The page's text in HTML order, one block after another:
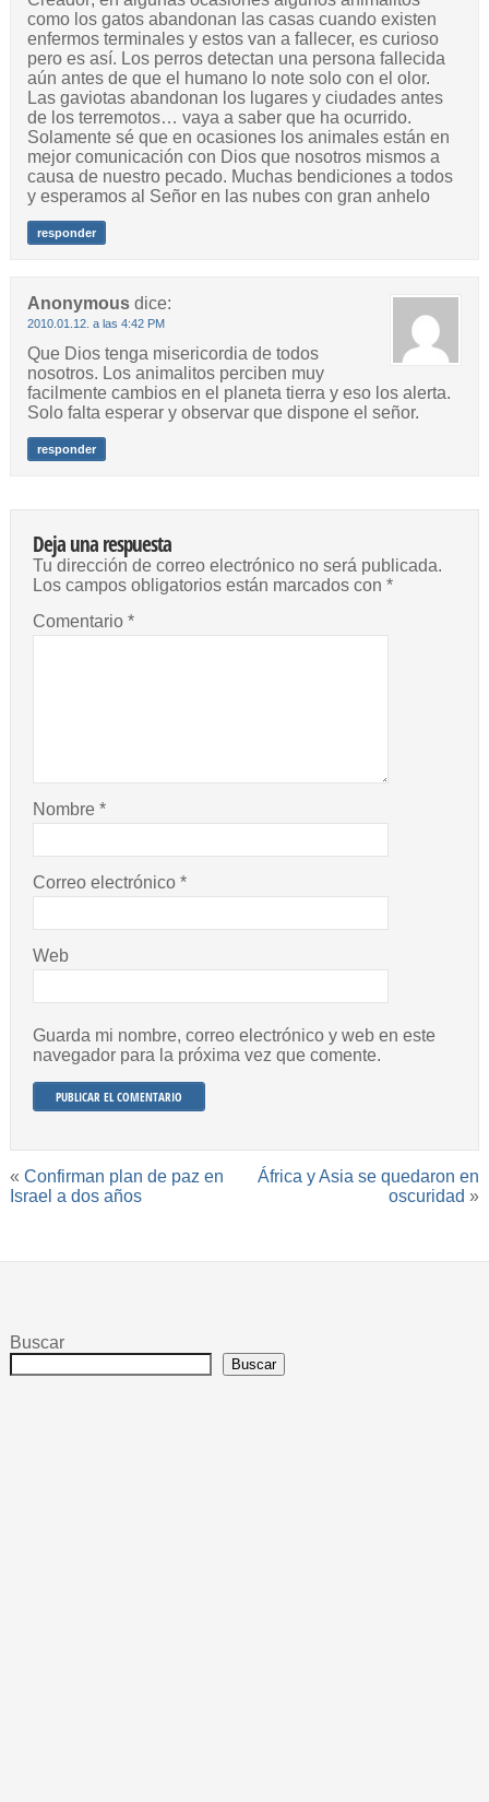
como los gatos abandonan las casas cuando existen
enfermos terminales y estos van a fallecer, es curioso
pero es así. Los perros detectan una persona fallecida
aún antes de que el humano lo note solo con el olor.
Las gaviotas abandonan los lugares y ciudades antes
de los terremotos… vaya a saber que ha ocurrido.
Solamente sé que en ocasiones los animales están en
mejor comunicación con Dios que nosotros mismos a
causa de nuestro pecado. Muchas bendiciones a todos
y esperamos al Señor en las nubes con gran anhelo
responder
Anonymous dice:
2010.01.12. a las 4:42 PM
Que Dios tenga misericordia de todos
nosotros. Los animalitos perciben muy
facilmente cambios en el planeta tierra y eso los alerta.
Solo falta esperar y observar que dispone el señor.
responder
Deja una respuesta
Tu dirección de correo electrónico no será publicada.
Los campos obligatorios están marcados con *
Comentario *
Nombre *
Correo electrónico *
Web
Guarda mi nombre, correo electrónico y web en este
navegador para la próxima vez que comente.
« Confirman plan de paz en
Israel a dos años
África y Asia se quedaron en
oscuridad »
Buscar
Buscar